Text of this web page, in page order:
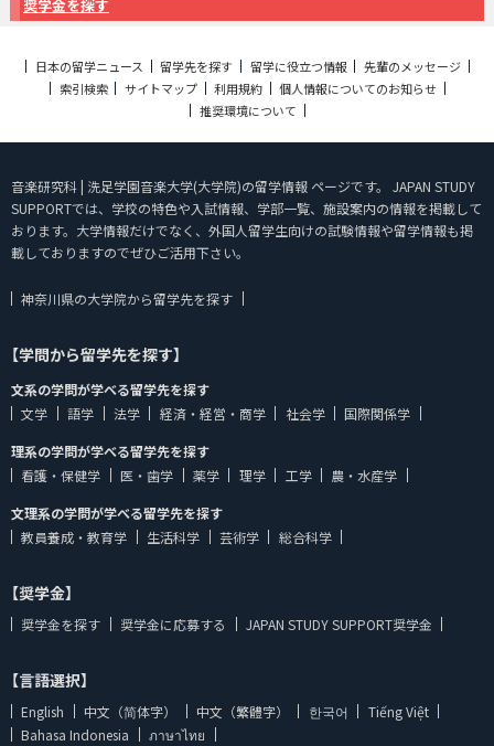
奨学金を探す
日本の留学ニュース 留学先を探す 留学に役立つ情報
先輩のメッセージ
索引検索
サイトマップ 利用規約
個人情報についてのお知らせ
推奨環境について
音楽研究科 | 洗足学園音楽大学(大学院)の留学情報 ページです。 JAPAN STUDY
SUPPORTでは、学校の特色や入試情報、学部一覧、施設案内の情報を掲載して
おります。大学情報だけでなく、外国人留学生向けの試験情報や留学情報も掲
載しておりますのでぜひご活用下さい。
神奈川県の大学院から留学先を探す
【学問から留学先を探す】
文系の学問が学べる留学先を探す
文学
語学 法学 経済・経営・商学 社会学
国際関係学
理系の学問が学べる留学先を探す
看護・保健学
医・歯学 薬学 理学 工学
農・水産学
文理系の学問が学べる留学先を探す
教員養成・教育学
生活科学 芸術学 総合科学
【奨学金】
奨学金を探す 奨学金に応募する JAPAN STUDY SUPPORT奨学金
【言語選択】
English 中文（简体字） 中文（繁體字） 한국어
Tiếng Việt
Bahasa Indonesia
ภาษาไทย